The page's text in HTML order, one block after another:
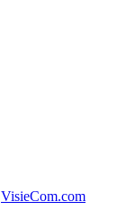
VisieCom.com